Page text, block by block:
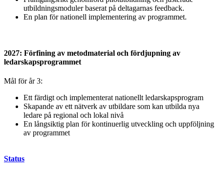
utbildningsmoduler baserat på deltagarnas feedback.
En plan för nationell implementering av programmet.
2027: Förfining av metodmaterial och fördjupning av
ledarskapsprogrammet
Mål för år 3:
Ett färdigt och implementerat nationellt ledarskapsprogram
Skapande av ett nätverk av utbildare som kan utbilda nya
ledare på regional och lokal nivå
En långsiktig plan för kontinuerlig utveckling och uppföljning
av programmet
Status